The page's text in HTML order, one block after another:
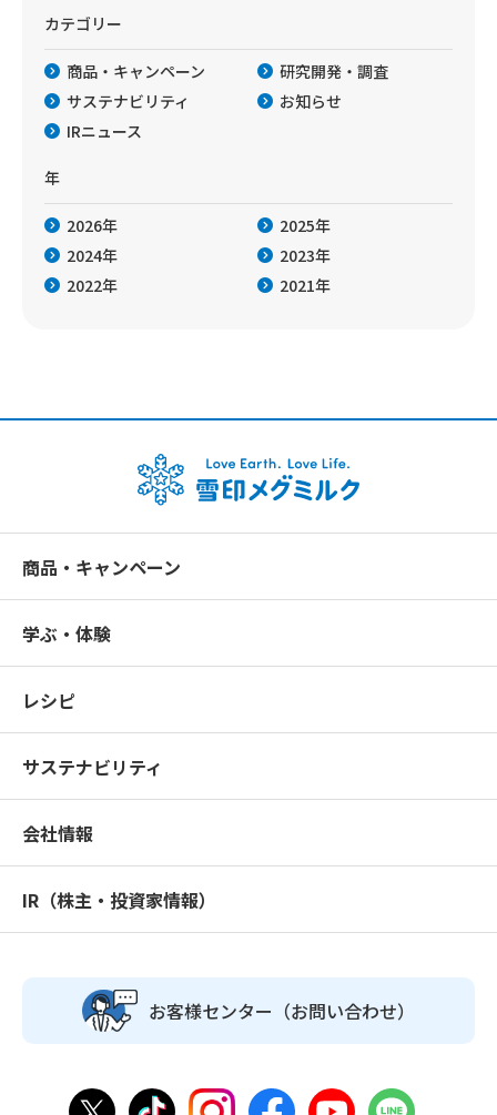
カテゴリー
商品・キャンペーン
研究開発・調査
サステナビリティ
お知らせ
IRニュース
年
2026年
2025年
2024年
2023年
2022年
2021年
商品・キャンペーン
学ぶ・体験
レシピ
サステナビリティ
会社情報
IR（株主・投資家情報）
お客様センター （お問い合わせ）